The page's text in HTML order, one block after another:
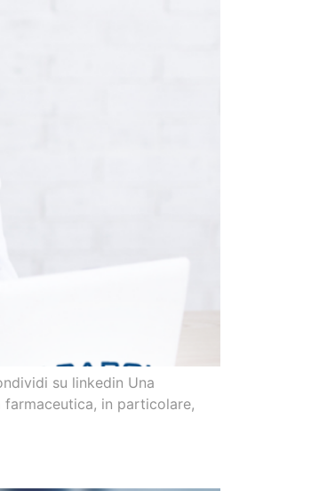
su linkedin Una
in particolare,